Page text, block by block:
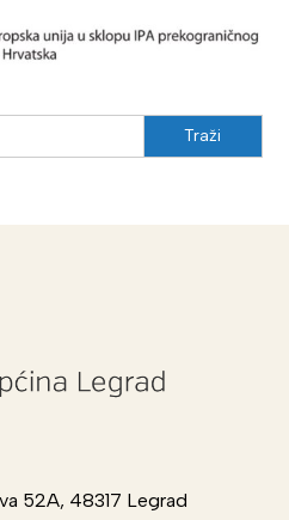
52A, 48317 Legrad